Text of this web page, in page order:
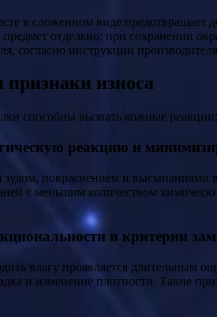
в сложенном виде предотвращает
отдельно; при сохранении
согласно инструкции
признаки износа
способны вызвать кожные
реакцию и
зудом, покраснением и высыпаниями
с меньшим количеством
и критерии
влагу проявляется
и изменение плотности. Такие